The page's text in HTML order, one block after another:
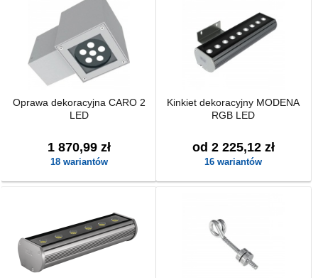
Oprawa dekoracyjna CARO 2
LED
1 870,99 zł
18 wariantów
Kinkiet dekoracyjny MODENA
RGB LED
od 2 225,12 zł
16 wariantów